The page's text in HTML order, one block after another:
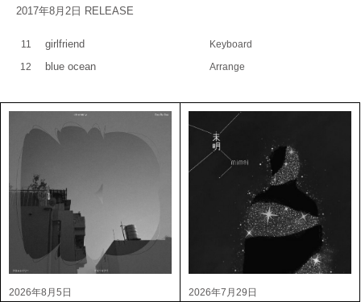
2017年8月2日 RELEASE
11 girlfriend
Keyboard
12
blue ocean Arrange
2026年8月5日 2026年7月29日